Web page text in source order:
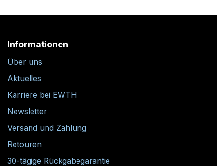
Informationen
Über uns
Aktuelles
Karriere bei EWTH
Newsletter
Versand und Zahlung
Retouren
30-tägige Rückgabegarantie